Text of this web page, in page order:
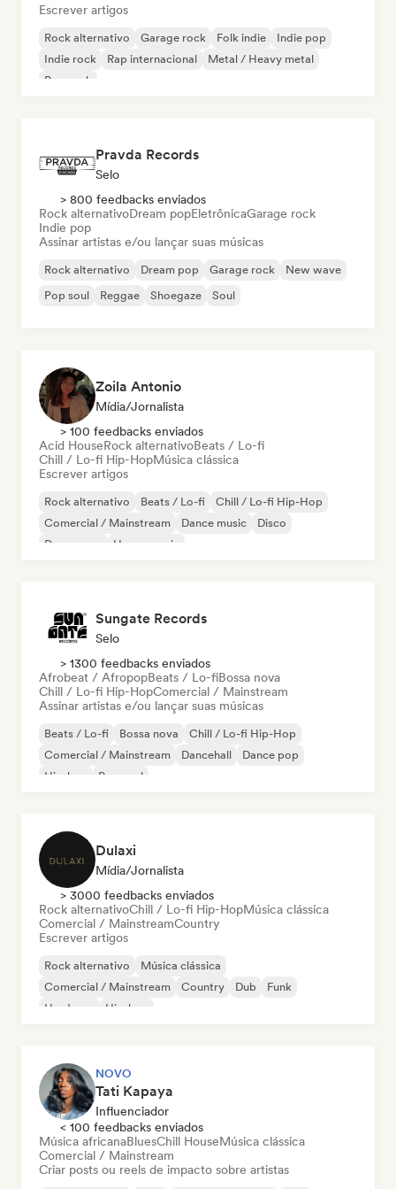
Escrever artigos
Rock alternativo Garage rock Folk indie
Indie pop
Indie rock
Rap internacional
Metal / Heavy metal
Pop rock
Pravda Records
Selo
> 800 feedbacks enviados
Rock alternativoDream popEletrônicaGarage rock
Indie pop
Assinar artistas e/ou lançar suas músicas
Rock alternativo Dream pop Garage rock
New wave
Pop soul
Reggae Shoegaze Soul
Zoila Antonio
Mídia/Jornalista
> 100 feedbacks enviados
Acid HouseRock alternativoBeats / Lo-fi
Chill / Lo-fi Hip-HopMúsica clássica
Escrever artigos
Rock alternativo Beats / Lo-fi
Chill / Lo-fi Hip-Hop
Comercial / Mainstream
Dance music
Disco
Dream pop
House music
Sungate Records
Selo
> 1300 feedbacks enviados
Afrobeat / AfropopBeats / Lo-fiBossa nova
Chill / Lo-fi Hip-HopComercial / Mainstream
Assinar artistas e/ou lançar suas músicas
Beats / Lo-fi Bossa nova
Chill / Lo-fi Hip-Hop
Comercial / Mainstream
Dancehall
Dance pop
Hip-hop
Pop soul
Dulaxi
Mídia/Jornalista
> 3000 feedbacks enviados
Rock alternativoChill / Lo-fi Hip-HopMúsica clássica
Comercial / MainstreamCountry
Escrever artigos
Rock alternativo
Música clássica
Comercial / Mainstream
Country Dub
Funk
Hardcore
Hip-hop
NOVO
Tati Kapaya
Influenciador
< 100 feedbacks enviados
Música africanaBluesChill HouseMúsica clássica
Comercial / Mainstream
Criar posts ou reels de impacto sobre artistas